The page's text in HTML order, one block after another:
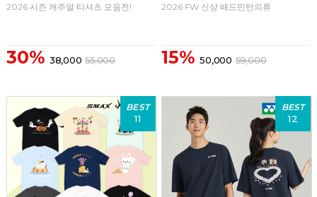
2026 시즌 캐주얼 티셔츠 모음전!
30% 38,000 55,000
2026 FW 신상 배드민턴의류
15% 50,000 59,000
BEST
11
BEST
12